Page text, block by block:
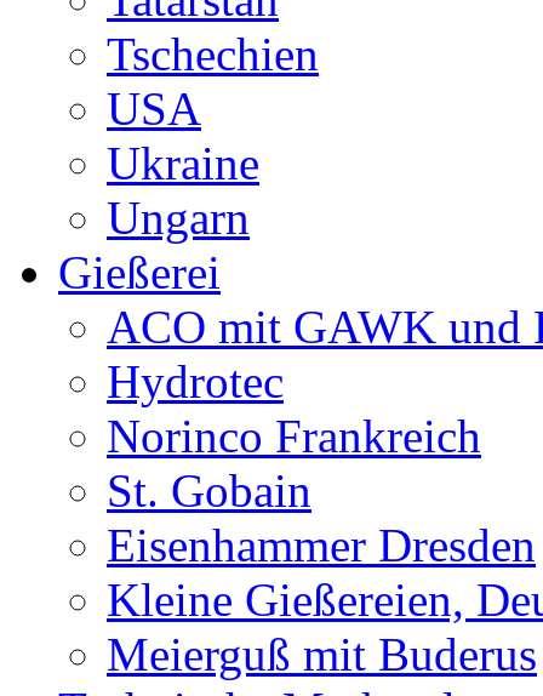
Tschechien
USA
Ukraine
Ungarn
Gießerei
ACO mit GAWK und
Hydrotec
Norinco Frankreich
St. Gobain
Eisenhammer Dresden
Kleine Gießereien,
Meierguß mit Buderus